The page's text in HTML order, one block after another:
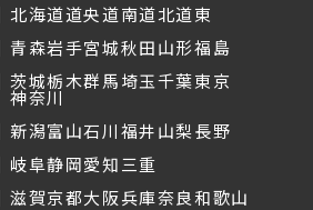
北海道道央道南道北道東
青森岩手宮城秋田山形福島
茨城栃木群馬埼玉千葉東京
神奈川
新潟富山石川福井山梨長野
岐阜静岡愛知三重
滋賀京都大阪兵庫奈良和歌山